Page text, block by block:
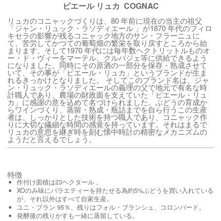
ピエール リュカ COGNAC
リュカのコニャックづくりは、80 年前に現在の当主の祖父
「ジャン・リュック・ラソディエール 」が1870 年代のフィロ
キセラの影響が残るコニャック地方のサン・フラーニュに
て、苦労してかつての葡萄畑の繁栄を取り戻すところから始
まります。そして1970 年代には毎年数ヘクトリットルものオ
ー・ド・ヴィーをマーテル、クルバジェ等に供給できるよう
になりました。同時にその原酒の一部分を保存・熟成させて
いて、その事が「ピエール・リュカ」というブランドが生ま
れるきっかけとなりました。 そしてこのブランド名は、ジャ
ン・リュック・ラソディエールの義理の父で地元で有名な時
計職人であり、農場の財政面を支えていた「ピエール・リュ
カ」に感謝の意を込めて名づけられました。ぶどうの育成か
らワインづくり、蒸留・熟成・瓶詰までを自ら行うこの生産
者は、しっかりとした技術を持つ職人であり、コニャック作
りに大切な繊細な時間の感覚を持っています。それはまるで
リュカの意思を継ぎ時を刻む懐中時計の精密なメカニズムの
ようだと言えるでしょう。
特徴
作付け面積は23ヘクタール 。
XOのみ味にバラエティーを持たせる為約5%ぶどうを買い入れている
が、それ以外はすべて自家生産。
ユニ・ブラン 95％、残りはフォル・ブランシュ、コロンバード。
発酵後の残りかすも一緒に蒸留している。